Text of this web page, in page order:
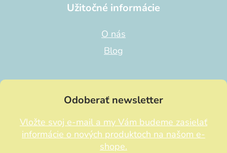
Užitočné informácie
O nás
Blog
Odoberať newsletter
Vložte svoj e-mail a my Vám budeme zasielať
informácie o nových produktoch na našom e-
shope.